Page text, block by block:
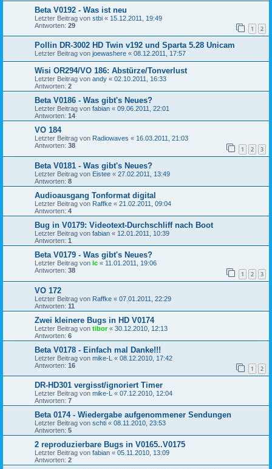
Beta V0192 - Was ist neu
Letzter Beitrag von stbi « 15.12.2011, 19:49
Antworten: 29 1 2
Pollin DR-3002 HD Twin v192 und Sparta 5.28 Unicam
Letzter Beitrag von joewashere « 08.12.2011, 17:57
Wisi OR294/VO 186: Abstürze/Tonverlust
Letzter Beitrag von andy « 02.10.2011, 16:33
Antworten: 2
Beta V0186 - Was gibt's Neues?
Letzter Beitrag von fabian « 09.06.2011, 22:01
Antworten: 14
VO 184
Letzter Beitrag von Radiowaves « 16.03.2011, 21:03
Antworten: 38 1 2 3
Beta V0181 - Was gibt's Neues?
Letzter Beitrag von Eistee « 27.02.2011, 13:49
Antworten: 8
Audioausgang Tonformat digital
Letzter Beitrag von Raffke « 21.02.2011, 09:04
Antworten: 4
Bug in V0179: Videotext-Durchschliff nach Boot
Letzter Beitrag von fabian « 12.01.2011, 10:39
Antworten: 1
Beta V0179 - Was gibt's Neues?
Letzter Beitrag von lc « 11.01.2011, 19:06
Antworten: 38 1 2 3
VO 172
Letzter Beitrag von Raffke « 07.01.2011, 22:29
Antworten: 11
Zwei kleinere Bugs in HD V0174
Letzter Beitrag von tibor« 30.12.2010, 12:13
Antworten: 6
Beta V0178 - Einfach mal Danke!!!
Letzter Beitrag von mike-L « 08.12.2010, 17:42
Antworten: 16 1 2
DR-HD301 vergisst/ignoriert Timer
Letzter Beitrag von mike-L « 07.12.2010, 12:04
Antworten: 7
Beta 0174 - Wiedergabe aufgenommener Sendungen
Letzter Beitrag von schti « 08.11.2010, 23:53
Antworten: 5
2 reproduzierbare Bugs in V0165..V0175
Letzter Beitrag von fabian « 05.11.2010, 13:09
Antworten: 2